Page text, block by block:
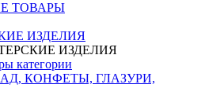
ТОВАРЫ
ИЗДЕЛИЯ
ИЗДЕЛИЯ
категории
КОНФЕТЫ, ГЛАЗУРИ,